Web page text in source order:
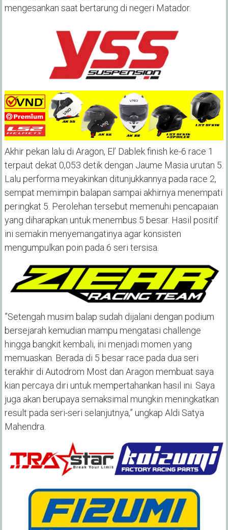
mengesankan saat bertarung di negeri Matador.
‎Akhir pekan lalu di Aragon, El’ Dablek finish ke-6 race 1
terpaut dekat 0,053 detik dengan Jaume Masia urutan 5.
Lalu performa meyakinkan ditunjukkannya pada race 2,
sempat memimpin balapan sampai akhirnya menempati
peringkat 5. Perolehan tersebut memenuhi pencapaian
yang diharapkan untuk menembus 5 besar. Hasil positif
ini semakin menyemangatinya agar konsisten
mengumpulkan poin pada 6 seri tersisa.
‎”Setengah musim balap sudah dijalani dengan podium
bersejarah kemudian mampu mengatasi challenge
hingga bangkit kembali, ini menjadi momen yang
memuaskan. Berada di 5 besar race pada dua seri
terakhir di Autodrom Most dan Aragon membuat saya
kian percaya diri untuk mempertahankan hasil ini. Saya
juga akan berupaya semaksimal mungkin meningkatkan
result pada seri-seri selanjutnya,” ungkap Aldi Satya
Mahendra.